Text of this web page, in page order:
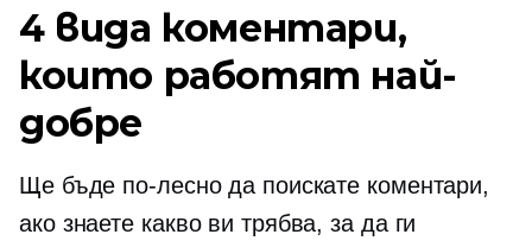
4 вида коментари,
които работят най-
добре
Ще бъде по-лесно да поискате коментари,
ако знаете какво ви трябва, за да ги